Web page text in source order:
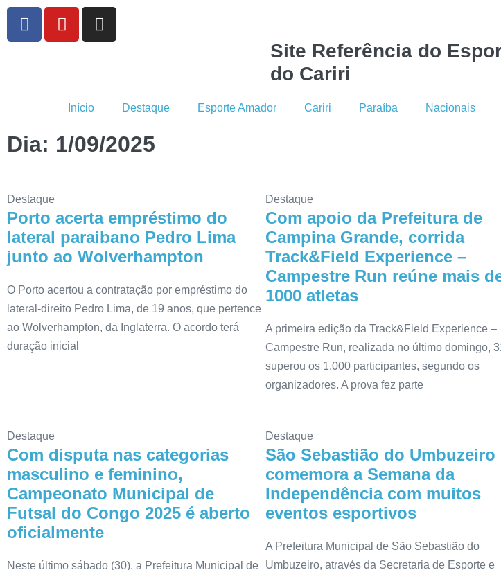
Site Referência do
do Cariri
Início Destaque Esporte Amador Cariri Paraíba Nacionais
Dia: 1/09/2025
Destaque
Porto acerta empréstimo do
lateral paraibano Pedro Lima
junto ao Wolverhampton
O Porto acertou a contratação por empréstimo do
lateral-direito Pedro Lima, de 19 anos, que pertence
ao Wolverhampton, da Inglaterra. O acordo terá
duração inicial
Destaque
Com apoio da Prefeitura de
Campina Grande, corrida
Track&Field Experience –
Campestre Run reúne mais
1000 atletas
A primeira edição da Track&Field Experience –
Campestre Run, realizada no último domingo,
superou os 1.000 participantes, segundo os
organizadores. A prova fez parte
Destaque
Com disputa nas categorias
masculino e feminino,
Campeonato Municipal de
Futsal do Congo 2025 é aberto
oficialmente
Neste último sábado (30), a Prefeitura Municipal de
Destaque
São Sebastião do Umbuzeiro
comemora a Semana da
Independência com muitos
eventos esportivos
A Prefeitura Municipal de São Sebastião do
Umbuzeiro, através da Secretaria de Esporte e